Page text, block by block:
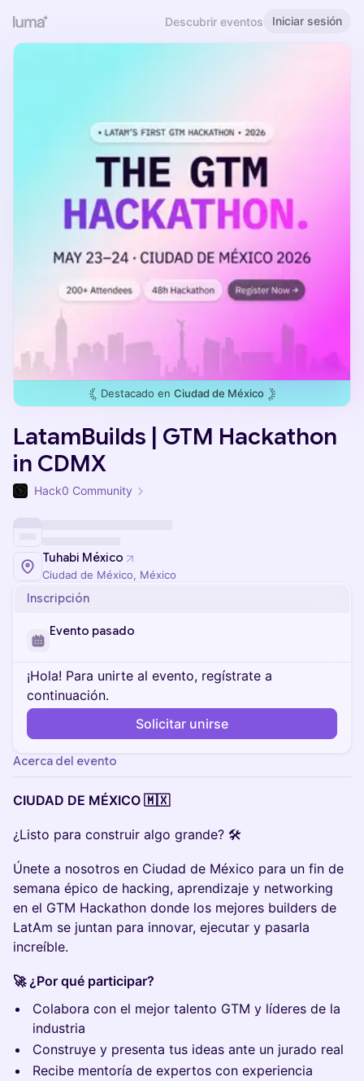
Descubrir eventos Iniciar sesión
Destacado en Ciudad de México
LatamBuilds | GTM Hackathon
in CDMX
Hack0 Community
Tuhabi México
Ciudad de México, México
Inscripción
Evento pasado
¡Hola! Para unirte al evento, regístrate a
continuación.
Solicitar unirse
Acerca del evento
CIUDAD DE MÉXICO 🇲🇽
¿Listo para construir algo grande? 🛠️
Únete a nosotros en Ciudad de México para un fin de
semana épico de hacking, aprendizaje y networking
en el GTM Hackathon donde los mejores builders de
LatAm se juntan para innovar, ejecutar y pasarla
increíble.
🚀 ¿Por qué participar?
Colabora con el mejor talento GTM y líderes de la
industria
Construye y presenta tus ideas ante un jurado real
Recibe mentoría de expertos con experiencia